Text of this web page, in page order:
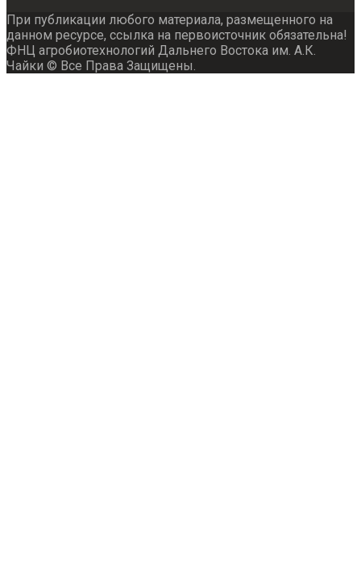
При публикации любого материала, размещенного на
данном ресурсе, ссылка на первоисточник обязательна!
ФНЦ агробиотехнологий Дальнего Востока им. А.К.
Чайки © Все Права Защищены.